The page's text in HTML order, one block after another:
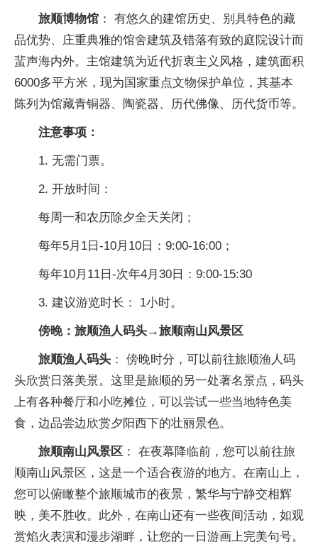
旅顺博物馆 ： 有悠久的建馆历史、别具特色的藏
品优势、庄重典雅的馆舍建筑及错落有致的庭院设计而
蜚声海内外。主馆建筑为近代折衷主义风格，建筑面积
6000多平方米，现为国家重点文物保护单位，其基本
陈列为馆藏青铜器、陶瓷器、历代佛像、历代货币等。
注意事项：
1. 无需门票。
2. 开放时间：
每周一和农历除夕全天关闭；
每年5月1日-10月10日：9:00-16:00；
每年10月11日-次年4月30日：9:00-15:30
3. 建议游览时长： 1小时。
傍晚：旅顺渔人码头→旅顺南山风景区
旅顺渔人码头 ： 傍晚时分，可以前往旅顺渔人码
头欣赏日落美景。这里是旅顺的另一处著名景点，码头
上有各种餐厅和小吃摊位，可以尝试一些当地特色美
食，边品尝边欣赏夕阳西下的壮丽景色。
旅顺南山风景区 ： 在夜幕降临前，您可以前往旅
顺南山风景区，这是一个适合夜游的地方。在南山上，
您可以俯瞰整个旅顺城市的夜景，繁华与宁静交相辉
映，美不胜收。此外，在南山还有一些夜间活动，如观
赏焰火表演和漫步湖畔，让您的一日游画上完美句号。